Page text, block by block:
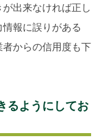
出来なければ正し
報に誤りがある
からの信用度も下
るようにしてお